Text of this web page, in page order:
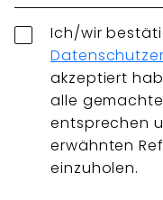
Ich/wir
akzeptiert
alle
entsprechen
erwähnten
einzuholen.